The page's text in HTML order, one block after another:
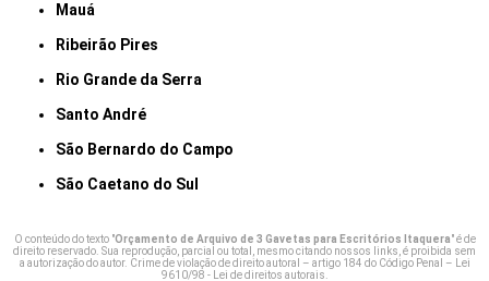
Mauá
Ribeirão Pires
Rio Grande da Serra
Santo André
São Bernardo do Campo
São Caetano do Sul
O conteúdo do texto "Orçamento de Arquivo de 3 Gavetas para Escritórios Itaquera" é de
direito reservado. Sua reprodução, parcial ou total, mesmo citando nossos links, é proibida sem
a autorização do autor. Crime de violação de direito autoral – artigo 184 do Código Penal – Lei
9610/98 - Lei de direitos autorais.